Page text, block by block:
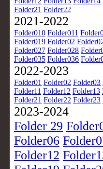
Folder21 Folder22
2021-2022
Folder010 Folder011
Folder019 Folder02
Folder027 Folder028
Folder035 Folder036
2022-2023
Folder01 Folder02 Folder03
Folder11 Folder12 Folder13
Folder21 Folder22 Folder23
2023-2024
Folder 29
Folder06
Folder12